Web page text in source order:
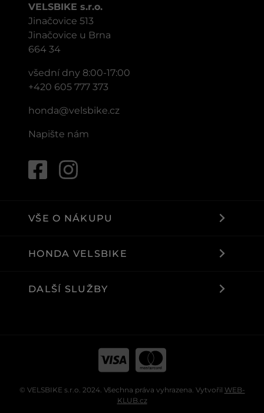
VELSBIKE s.r.o.
Jinačovice 513
Jinačovice u Brna
664 34
všední dny 8:00-17:00
+420 605 777 373
honda@velsbike.cz
Napište nám
VŠE O NÁKUPU
HONDA VELSBIKE
DALŠÍ SLUŽBY
© VELSBIKE s.r.o. 2024. Všechna práva vyhrazena. Vytvořil WEB-
KLUB.cz